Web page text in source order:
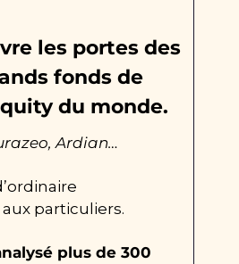
les portes des
fonds de
du monde.
Ardian…
particuliers.
plus de 300